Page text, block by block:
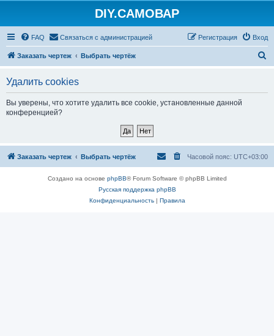
DIY.САМОВАР
FAQ Связаться с администрацией Вход
Регистрация
Заказать чертеж Выбрать чертёж
Удалить cookies
Вы уверены, что хотите удалить все cookie, установленные данной
конференцией?
Заказать чертеж Выбрать чертёж Часовой пояс: UTC+03:00
Создано на основе phpBB® Forum Software © phpBB Limited
Русская поддержка phpBB
Конфиденциальность| Правила